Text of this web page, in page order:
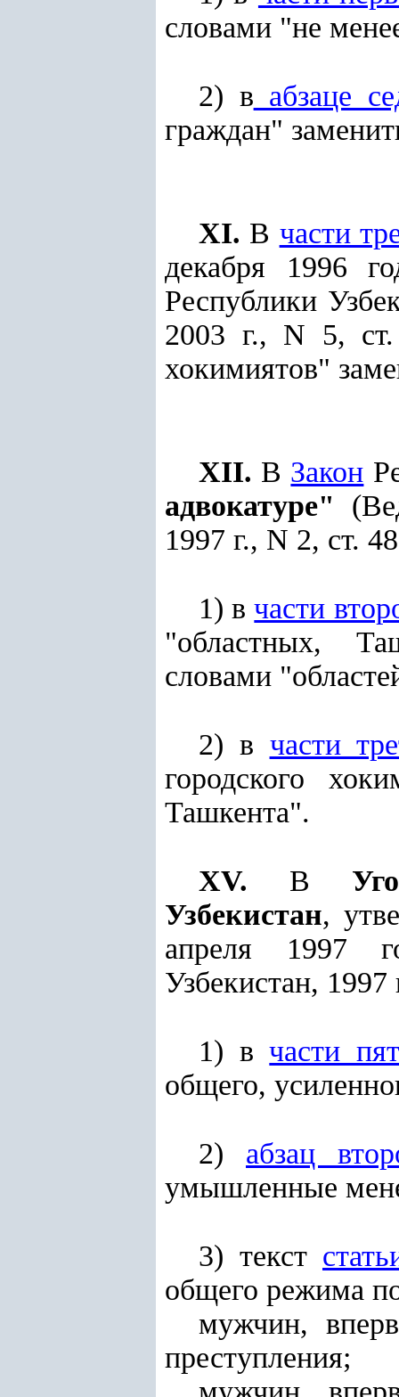
словами "не
2) в абзаце
граждан"
XI. В части
декабря 1996
Республики
2003 г., N 5, ст.
хокимиятов"
XII. В Закон
адвокатуре"
1997 г., N 2, ст.
1) вчасти
"областных,
словами
2) в части
городского
Ташкента".
XV. В
Узбекистан,
апреля 1997
Узбекистан,
1) вчасти
общего,
2) абзац
умышленные
3) текст
общего режима
мужчин,
преступления;